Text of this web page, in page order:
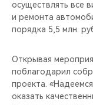
осуществлять все
и ремонта
порядка 5,5 млн.
Открывая
поблагодарил
проекта.
оказать